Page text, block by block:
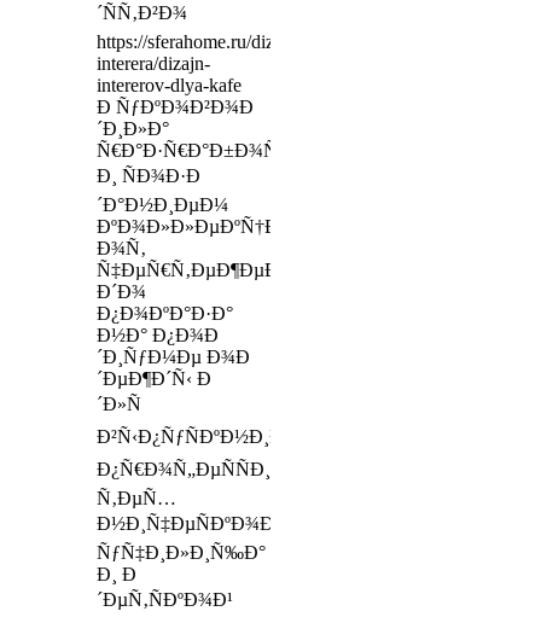
´ÑÑ‚Ð²Ð¾
https://sferahome.ru/dizajn-
interera/dizajn-
intererov-dlya-kafe
Ð ÑƒÐºÐ¾Ð²Ð¾Ð
´Ð¸Ð»Ð°
Ñ€Ð°Ð·Ñ€Ð°Ð±Ð¾Ñ‚ÐºÐ¾Ð¹
Ð¸ ÑÐ¾Ð·Ð
´Ð°Ð½Ð¸ÐµÐ¼
ÐºÐ¾Ð»Ð»ÐµÐºÑ†Ð¸Ð¹
Ð¾Ñ‚
Ñ‡ÐµÑ€Ñ‚ÐµÐ¶ÐµÐ¹
Ð´Ð¾
Ð¿Ð¾ÐºÐ°Ð·Ð°
Ð½Ð° Ð¿Ð¾Ð
´Ð¸ÑƒÐ¼Ðµ Ð¾Ð
´ÐµÐ¶Ð´Ñ‹ Ð
´Ð»Ñ
Ð²Ñ‹Ð¿ÑƒÑÐºÐ½Ð¸ÐºÐ¾Ð²
Ð¿Ñ€Ð¾Ñ„ÐµÑÑÐ¸Ð¾Ð½Ð°Ð»ÑŒÐ½Ð¾-
Ñ‚ÐµÑ…
Ð½Ð¸Ñ‡ÐµÑÐºÐ¾Ð³Ð¾
ÑƒÑ‡Ð¸Ð»Ð¸Ñ‰Ð°
Ð¸ Ð
´ÐµÑ‚ÑÐºÐ¾Ð¹